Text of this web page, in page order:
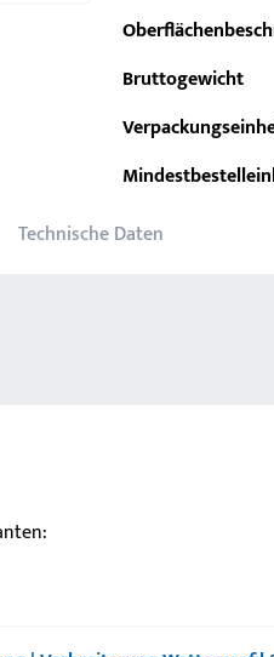
Bruttogewicht
Technische Daten